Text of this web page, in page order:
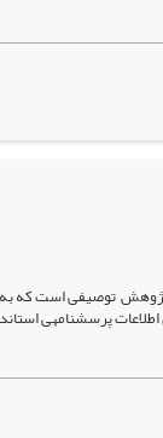
توصیفی است که به
انتخاب شدند.ابزار گردآوری